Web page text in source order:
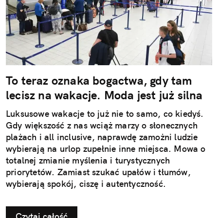
To teraz oznaka bogactwa, gdy tam
lecisz na wakacje. Moda jest już silna
Luksusowe wakacje to już nie to samo, co kiedyś.
Gdy większość z nas wciąż marzy o słonecznych
plażach i all inclusive, naprawdę zamożni ludzie
wybierają na urlop zupełnie inne miejsca. Mowa o
totalnej zmianie myślenia i turystycznych
priorytetów. Zamiast szukać upałów i tłumów,
wybierają spokój, ciszę i autentyczność.